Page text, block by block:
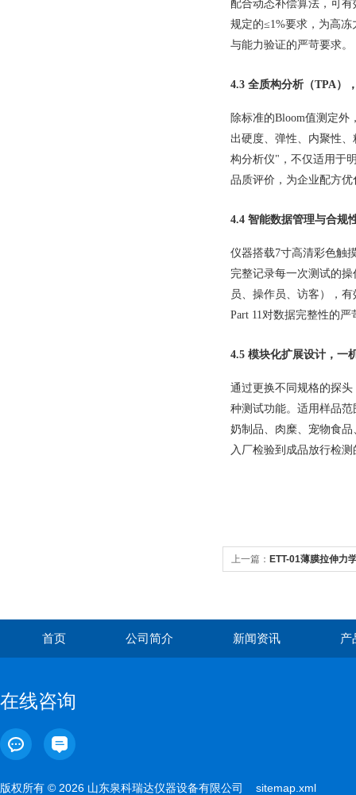
配合动态补偿算法，可
规定的≤1%要求，为高
与能力验证的严苛要求。
4.3 全质构分析（TPA）
除标准的Bloom值测定外
出硬度、弹性、内聚性
构分析仪"，不仅适用于
品质评价，为企业配方
4.4 智能数据管理与合规
仪器搭载7寸高清彩色触
完整记录每一次测试的
员、操作员、访客），
Part 11对数据完整性的
4.5 模块化扩展设计，一
通过更换不同规格的探
种测试功能。适用样品
奶制品、肉糜、宠物食
入厂检验到成品放行检
上一篇： ETT-01薄膜拉伸力
首页 公司简介 新闻资讯 产
在线咨询
版权所有 © 2026 山东泉科瑞达仪器设备有限公司 sitemap.xml